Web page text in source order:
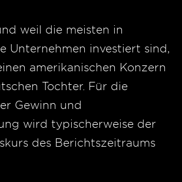
weil die meisten in
Unternehmen investiert sind,
amerikanischen Konzern
Tochter. Für die
Gewinn und
wird typischerweise der
des Berichtszeitraums